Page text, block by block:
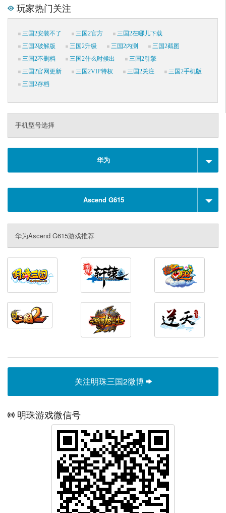
玩家热门关注
三国2安装不了 三国2官方
三国2在哪儿下载
三国2破解版
三国2升级 三国2内测
三国2截图
三国2不删档
三国2什么时候出
三国2引擎
三国2官网更新
三国2VIP特权 三国2关注
三国2手机版
三国2存档
手机型号选择
华为
Ascend G615
华为Ascend G615游戏推荐
关注明珠三国2微博
明珠游戏微信号